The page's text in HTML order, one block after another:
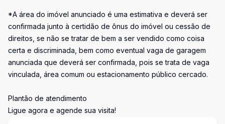
*A área do imóvel anunciado é uma estimativa e deverá ser
confirmada junto à certidão de ônus do imóvel ou cessão de
direitos, se não se tratar de bem a ser vendido como coisa
certa e discriminada, bem como eventual vaga de garagem
anunciada que deverá ser confirmada, pois se trata de vaga
vinculada, área comum ou estacionamento público cercado.
Plantão de atendimento
Ligue agora e agende sua visita!